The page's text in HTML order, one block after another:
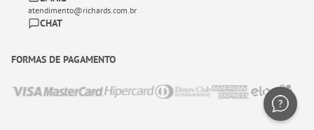
atendimento@richards.com.br
CHAT
FORMAS DE PAGAMENTO